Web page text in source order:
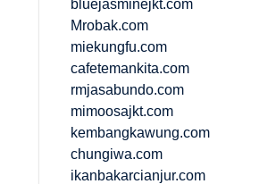
bluejasminejkt.com
Mrobak.com
miekungfu.com
cafetemankita.com
rmjasabundo.com
mimoosajkt.com
kembangkawung.com
chungiwa.com
ikanbakarcianjur.com